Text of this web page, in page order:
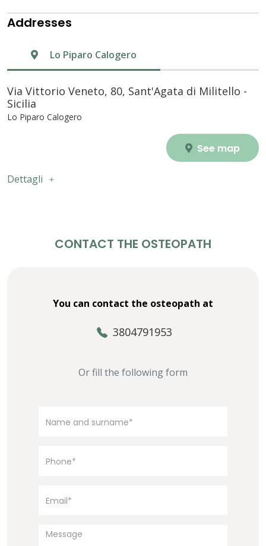
Addresses
Lo Piparo Calogero
Via Vittorio Veneto, 80, Sant'Agata di Militello -
Sicilia
Lo Piparo Calogero
See map
Dettagli
CONTACT THE OSTEOPATH
You can contact the osteopath at
3804791953
Or fill the following form